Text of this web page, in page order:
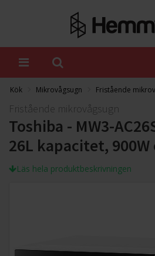
Kök Mikrovågsugn Fristående
Fristående mikrovågsugn
Toshiba - MW3-
26L kapacitet,
Läs hela produktbeskrivningen